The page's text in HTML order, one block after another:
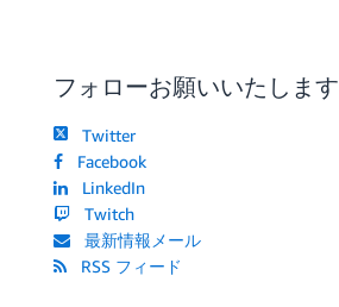
フォローお願いいたします
Twitter
Facebook
LinkedIn
Twitch
最新情報メール
RSS フィード